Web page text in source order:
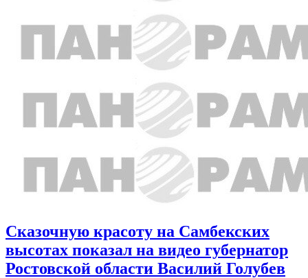
Сказочную красоту на Самбекских
высотах показал на видео губернатор
Ростовской области Василий Голубев